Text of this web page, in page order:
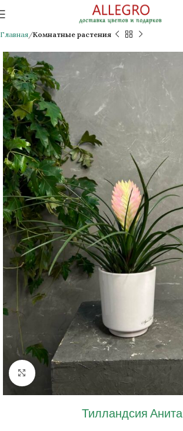
Главная Комнатные растения
Нажмите, чтобы увеличить изображение
Тилландсия Анита